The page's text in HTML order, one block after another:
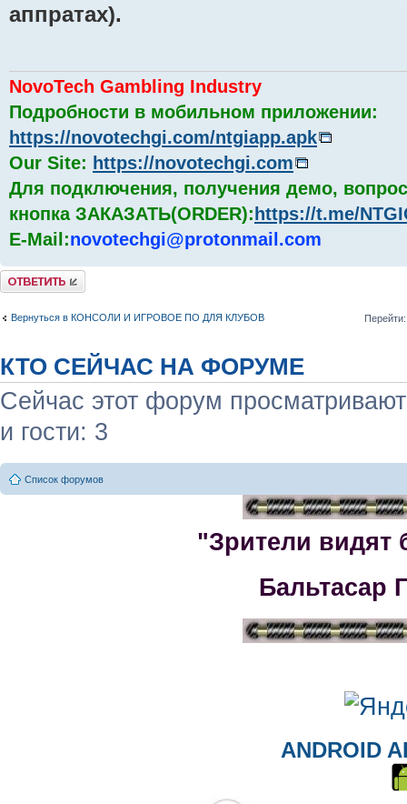
аппратах).
NovoTech Gambling Industry
Подробности в мобильном приложении:
https://novotechgi.com/ntgiapp.apk
Our Site: https://novotechgi.com
Для подключения, получения демо,
кнопка ЗАКАЗАТЬ(ORDER): https://t.me/
E-Mail:novotechgi@protonmail.com
Комментировать
Вернуться в КОНСОЛИ И ИГРОВОЕ ПО ДЛЯ КЛУБОВ Перейти:
КТО СЕЙЧАС НА ФОРУМЕ
Сейчас этот форум
и гости: 3
Список форумов
"Зрители видят
Бальтасар
ANDROID